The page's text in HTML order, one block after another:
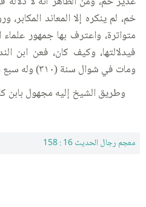
خم، لم ينكره إلا المعاند
متواترة، واعترف بها جمهور
ومات في شوال سنة (٣١٠) وله سبع وثمانون سنة.
وطريق الشيخ إليه مجهول بابن
معجم رجال الحديث 16 : 158